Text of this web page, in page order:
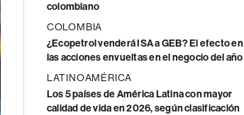
colombiano
COLOMBIA
¿Ecopetrol venderá ISA a GEB? El efecto en
las acciones envueltas en el negocio del año
LATINOAMÉRICA
Los 5 países de América Latina con mayor
calidad de vida en 2026, según clasificación